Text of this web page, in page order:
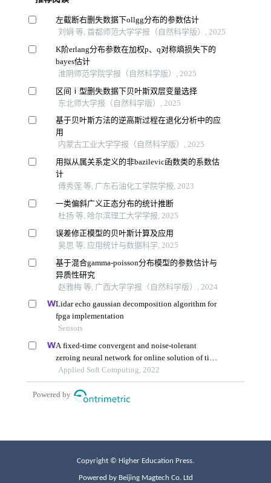
Copyright © Higher Education Press.
Powered by Beijing Magtech Co. Ltd